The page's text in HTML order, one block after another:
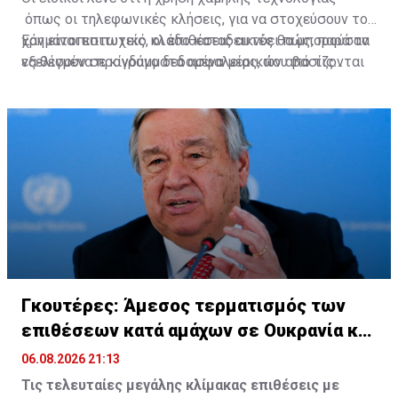
όπως οι τηλεφωνικές κλήσεις, για να στοχεύσουν τον
χρηματοπιστωτικό κλάδο καταδεικνύει πώς, παρά τα
εξελιγμένα προγράμματα ασφαλείας, που βασίζονται
εξακολουθούν να κατατάσσονται μεταξύ των πιο
αποτελεσματικών.
Εάν είναι επιτυχείς, οι επιθέσεις αυτές θα μπορούσαν
να θέσουν σε κίνδυνο δεδομένα μερικών από τις
ΗΠΑ που παρέχουν κεφάλαια σε εταιρείες.
Γκουτέρες: Άμεσος τερματισμός των
επιθέσεων κατά αμάχων σε Ουκρανία και
Ρωσία
06.08.2026 21:13
Τις τελευταίες μεγάλης κλίμακας επιθέσεις με